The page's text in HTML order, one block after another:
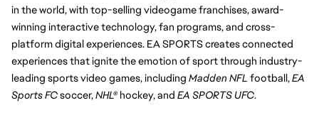
in the world, with top-selling videogame franchises, award-
winning interactive technology, fan programs, and cross-
platform digital experiences. EA SPORTS creates connected
experiences that ignite the emotion of sport through industry-
leading sports video games, including Madden NFL football, EA
Sports FC soccer, NHL® hockey, and EA SPORTS UFC.